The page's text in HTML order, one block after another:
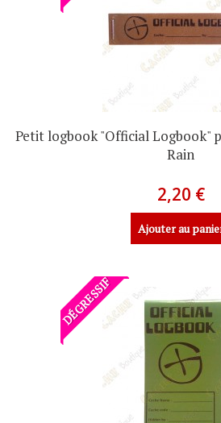
Petit logbook "Official Logbook"
Rain
2,20 €
Ajouter au
DÉGRESSIF